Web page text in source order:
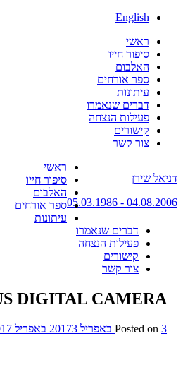
English
ראשי
סיפור חייו
האלבום
ספר אורחים
עיתונות
דברים שנאמרו
פעילות הנצחה
קישורים
צור קשר
דניאל שירן
04.08.2006 - 05.03.1986
Skip
to
content
ראשי
סיפור חייו
האלבום
ספר אורחים
עיתונות
דברים שנאמרו
פעילות הנצחה
קישורים
צור קשר
DIGITAL CAMERA
Posted on 3 באפריל 2017 3 באפריל 2017